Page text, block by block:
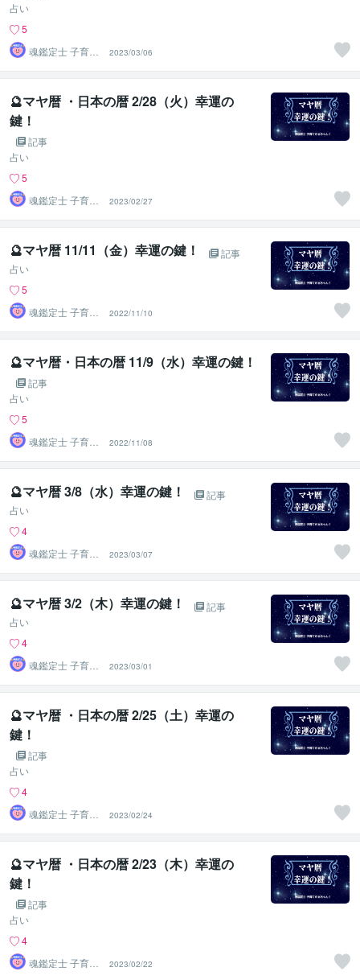
占い
5
魂鑑定士 子育て
かぁちゃん！
2023/03/06
🔮マヤ暦 ・日本の暦 2/28（火）幸運の
鍵！
記事
占い
5
魂鑑定士 子育て
かぁちゃん！
2023/02/27
🔮マヤ暦 11/11（金）幸運の鍵！
記事
占い
5
魂鑑定士 子育て
かぁちゃん！
2022/11/10
🔮マヤ暦・日本の暦 11/9（水）幸運の鍵！
記事
占い
5
魂鑑定士 子育て
かぁちゃん！
2022/11/08
🔮マヤ暦 3/8（水）幸運の鍵！
記事
占い
4
魂鑑定士 子育て
かぁちゃん！
2023/03/07
🔮マヤ暦 3/2（木）幸運の鍵！
記事
占い
4
魂鑑定士 子育て
かぁちゃん！
2023/03/01
🔮マヤ暦 ・日本の暦 2/25（土）幸運の
鍵！
記事
占い
4
魂鑑定士 子育て
かぁちゃん！
2023/02/24
🔮マヤ暦 ・日本の暦 2/23（木）幸運の
鍵！
記事
占い
4
魂鑑定士 子育て
かぁちゃん！
2023/02/22